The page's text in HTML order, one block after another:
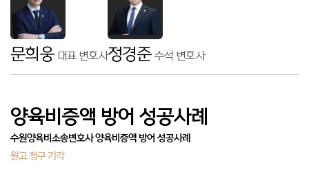
문희웅 대표 변호사정경준 수석 변호사
양육비증액 방어 성공사례
수원양육비소송변호사 양육비증액 방어 성공사례
원고 청구 기각